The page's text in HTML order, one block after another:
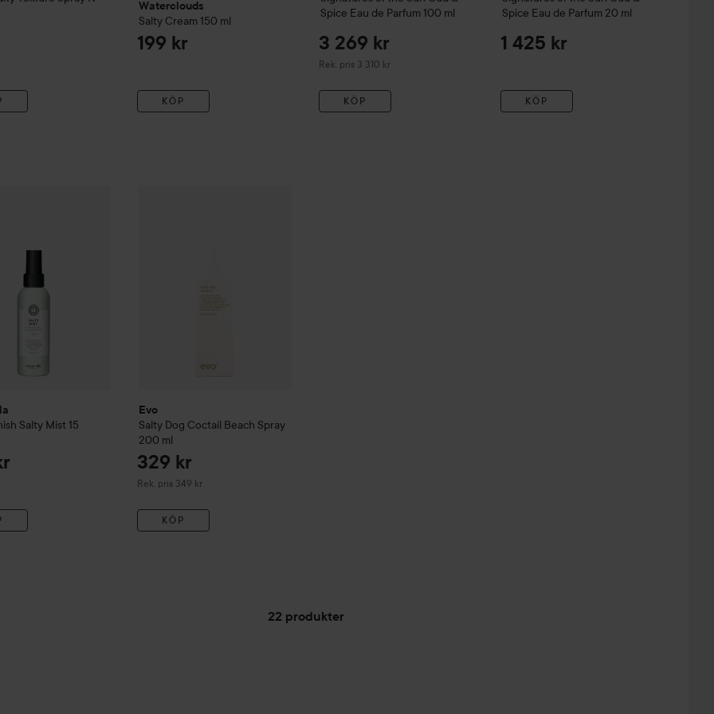
Waterclouds
Salty Cream 150 ml
199 kr
KÖP
Spice Eau de Parfum 100 ml
3 269 kr
Rek. pris 3 310 kr
Rekommenderat pris 3 310 kr
KÖP
Spice Eau de Parfum 20 ml
1 425 kr
KÖP
Salty Mist 15
Evo
Salty Dog Coctail Beach Spray
200 ml
329 kr
Rek. pris 349 kr
Rekommenderat pris 349 kr
KÖP
22 produkter